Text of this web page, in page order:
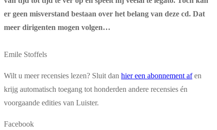
er geen misverstand bestaan over het belang van deze cd. Dat
meer dirigenten mogen volgen…
Emile Stoffels
Wilt u meer recensies lezen? Sluit dan hier een abonnement afen
krijg automatisch toegang tot honderden andere recensies én
voorgaande edities van Luister.
Facebook